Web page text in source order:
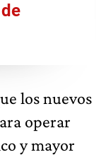
los nuevos
operar
y mayor